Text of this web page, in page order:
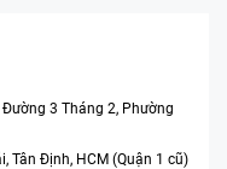
3 Tháng 2, Phường
Tân Định, HCM (Quận 1 cũ)